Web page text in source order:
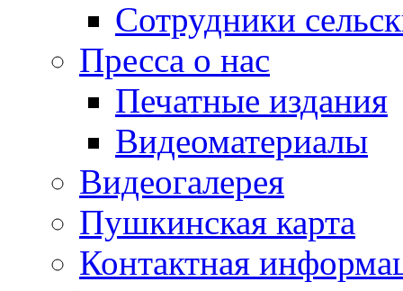
Сотрудники
Пресса о нас
Печатные издания
Видеоматериалы
Видеогалерея
Пушкинская карта
Контактная